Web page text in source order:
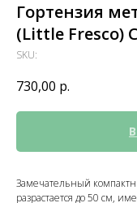
Гортензия
(Little Fresco)
SKU:
730,00 р.
Замечательный
разрастается до 50 см,